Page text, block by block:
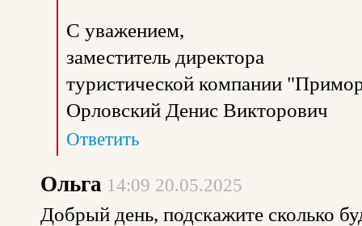
С уважением,
заместитель директора
туристической компании
Орловский Денис Викторович
Ответить
Ольга 14:09 20.05.2025
Добрый день, подскажите сколько